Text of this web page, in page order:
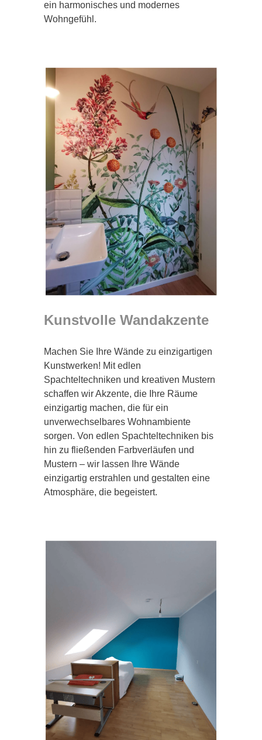
ein harmonisches und modernes
Wohngefühl.
Kunstvolle Wandakzente
Machen Sie Ihre Wände zu einzigartigen
Kunstwerken! Mit edlen
Spachteltechniken und kreativen Mustern
schaffen wir Akzente, die Ihre Räume
einzigartig machen, die für ein
unverwechselbares Wohnambiente
sorgen. Von edlen Spachteltechniken bis
hin zu fließenden Farbverläufen und
Mustern – wir lassen Ihre Wände
einzigartig erstrahlen und gestalten eine
Atmosphäre, die begeistert.